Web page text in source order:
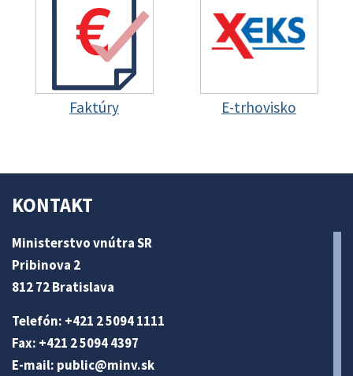
Faktúry E-trhovisko
KONTAKT
Ministerstvo vnútra SR
Pribinova 2
812 72 Bratislava
Telefón: +421 2 5094 1111
Fax: +421 2 5094 4397
E-mail: public@minv.sk